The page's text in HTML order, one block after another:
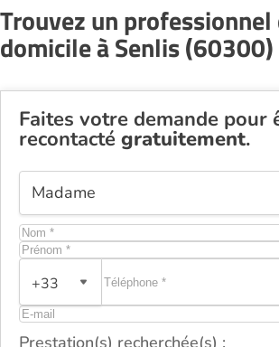
Trouvez un professionnel
domicile à Senlis (60300)
Faites votre demande pour
recontacté gratuitement.
+33